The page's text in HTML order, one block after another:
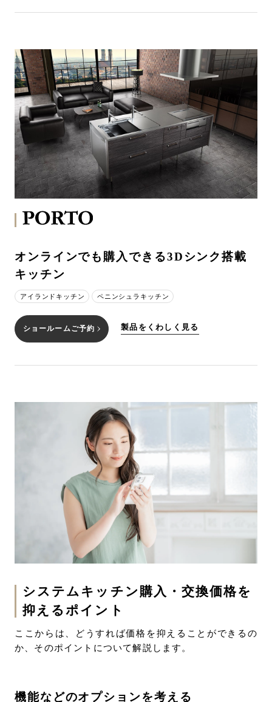
オンラインでも購入できる3Dシンク搭載
キッチン
アイランドキッチン ペニンシュラキッチン
ショールームご予約 製品をくわしく見る
システムキッチン購入・交換価格を
抑えるポイント
ここからは、どうすれば価格を抑えることができるの
か、そのポイントについて解説します。
機能などのオプションを考える